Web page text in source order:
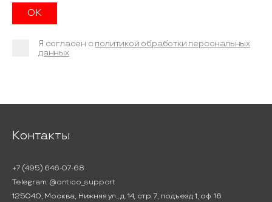
Я согласен с политикой обработки персональных
данных
Контакты
+7 (495) 646-07-68
Telegram: @ontico_support
125040, Москва, Нижняя ул., д. 14, стр. 7, подъезд 1, оф. 16